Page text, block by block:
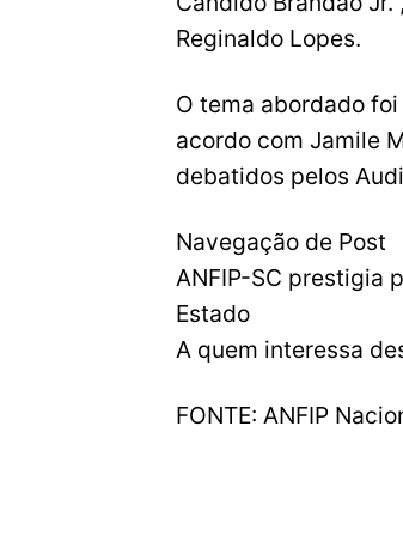
Reginaldo Lopes.
O tema abordado foi
acordo com Jamile
debatidos pelos
Navegação de Post
ANFIP-SC prestigia
Estado
A quem interessa
FONTE: ANFIP